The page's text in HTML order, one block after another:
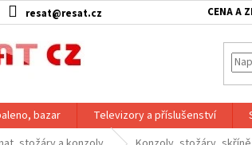
resat@resat.cz CENA A
bazar Televizory a příslušenství